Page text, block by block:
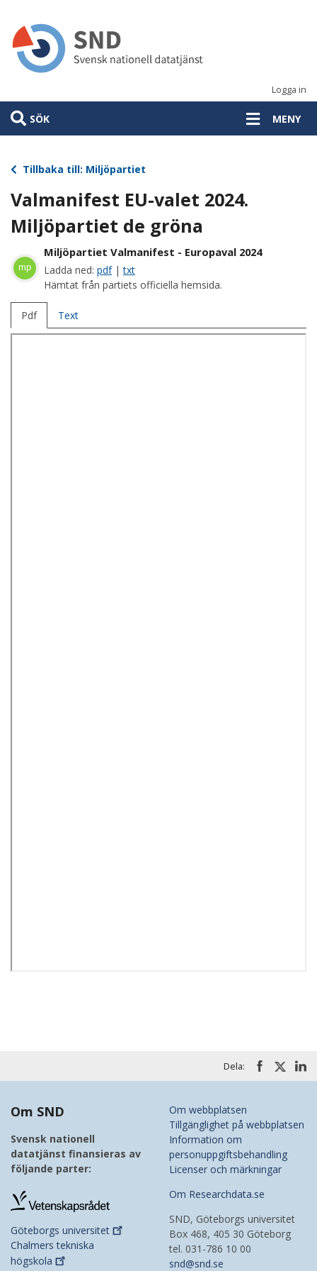
huvudinnehåll
Logga in
SÖK MENY
Tillbaka till: Miljöpartiet
Valmanifest EU-valet 2024.
Miljöpartiet de gröna
mp
Miljöpartiet Valmanifest - Europaval 2024
Ladda ned: pdf|txt
Hämtat från partiets officiella hemsida.
Pdf Text
Dela:
Om SND
Svensk nationell
datatjänst finansieras av
följande parter:
Göteborgs universitet
Chalmers tekniska
högskola
Om webbplatsen
Tillgänglighet på webbplatsen
Information om
personuppgiftsbehandling
Licenser och märkningar
Om Researchdata.se
SND, Göteborgs universitet
Box 468, 405 30 Göteborg
tel. 031-786 10 00
snd@snd.se